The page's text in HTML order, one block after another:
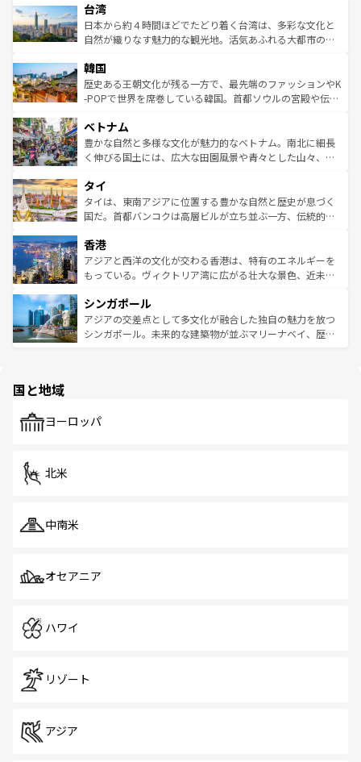
ならではの贅沢な旅のスタイルだ。 なお、新着のアメリカ
情報はコンテンツ一覧を参照してほしい。
れるおもてなしの心で訪れる人々を迎えてくれるハワイの
人々、おいしいローカルフードやハワイアンミュージッ
ク、伝統的なフラダンスなど、すべてがハワイの魅力を彩
ワイを、存分に味わってほしい。 なお、新着のハワイ情報
はコンテンツ一覧を参照してほしい。
リアリーフや大陸中央部にそびえるウルル（エアーズロッ
ク）、タスマニアの美しい原生林やケアンズの熱帯雨林な
ど、見どころがたくさん。また、カフェやワイン、オージ
いる。アクティビティも充実しており、サーフィンやダイ
ビング、ハイキングなど、アウトドア好きにはたまらな
い。オーストラリアの多彩な魅力を存分に味わいつくそ
参照してほしい。
台湾
日本から約４時間ほどでたどり着く台湾は、多彩な文化と
自然が織りなす魅力的な観光地。活気あふれる大都市の台
ン）、静ひつな山岳地帯である台湾東部など、都市の喧騒
と山間の静けさが共存しており、訪れる人に新しい発見と
驚きをもたらしてくれる。また、奥深い台湾の食文化も魅
容にもいいと評判のスイーツなど、バラエティ豊かな料理
が味わえる。 なお、新着の台湾情報は コンテンツ一覧を参
照してほしい。
韓国
歴史ある王朝文化が残る一方で、最先端のファッションやK
-POPで世界を席巻している韓国。首都ソウルの宮殿や伝統
き、地方に足を延ばせば四季折々の自然美を楽しむことが
できる。そして、キムチや焼肉、絶品のストリートフード
まで、さまざまな韓国料理が待っている。夜には、韓国な
リティに包まれながら、韓国の多彩な魅力を心ゆくまで味
わってみてほしい。 なお、新着の韓国情報はコンテンツ一
覧を参照してほしい。
ベトナム
豊かな自然と多様な文化が魅力的なベトナム。南北に細長
く伸びる国土には、広大な田園風景や青々とした山々、世
急速な発展と共に伝統が息づく。ハノイの古い町並みやホ
ーチミン市のフランス統治時代の建物も、独特の雰囲気を
醸し出している。また、バラエティの豊かさとおいしさで
とつ。フォーやバインミー、ベトナムコーヒーなどは、ぜ
ひ現地で味わいたい。どの地域を訪れてもあたたかい人々
が旅行者を迎えてくれるので、きっと忘れられない旅にな
参照してほしい。
タイ
タイは、東南アジアに位置する豊かな自然と歴史が息づく
国だ。首都バンコクは高層ビルが立ち並ぶ一方、伝統的な
の活気が交差している。北部ではチェンマイなどの山岳地
帯で自然と触れ合い、南部ではプーケットやクラビの美し
いビーチでリゾート気分を楽しむことができる。タイ料理
激する。気候は一年中温暖で、どの季節にも異なる楽しみ
が待っている。親しみやすいタイの人々、仏教を中心とし
た文化、そして多様な観光資源が、訪れる旅人を魅了し続
香港
アジアと西洋の文化が交わる香港は、特有のエネルギーを
もっている。ヴィクトリア湾に広がる壮大な景色、近未来
み、どこを訪れても感動するはず。観光スポットが密集し
ており、効率よく見どころを回れるのも魅力。息をのむよ
うな絶景から文化的な体験まで、香港を存分に楽しみ尽く
シンガポール
アジアの交差点として多文化が融合した独自の魅力を放つ
シンガポール。未来的な建築物が並ぶマリーナベイ、歴史
で、ホーカーズは地元の風情を楽しめる外せないスポット
国と地域
ヨーロッパ
北米
中南米
オセアニア
ハワイ
リゾート
アジア